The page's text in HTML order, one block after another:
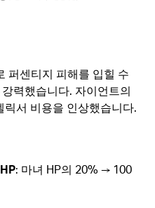
퍼센티지 피해를 입힐 수
력했습니다. 자이언트의
서 비용을 인상했습니다.
: 마녀 HP의 20% → 100